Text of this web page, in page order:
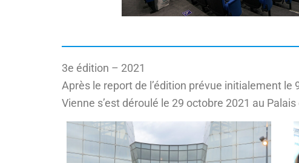
3e édition – 2021
Après le report de l’édition prévue initialement
Vienne s’est déroulé le 29 octobre 2021 au